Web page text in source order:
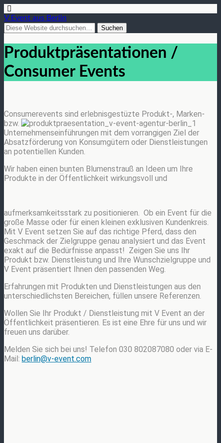
V Event aus Berlin
Produktpräsentationen /
Consumer Events
Consumerevents sind erlebnisgestüzte Produkt-, Marken-
bzw.
Unternehmenseinführungen mit dem vorrangigen Ziel der
Absatzförderung von Konsumgütern oder Dienstleistungen
an potentiellen Kunden.
Wir haben einen bunten Blumenstrauß an Ideen um Ihre
Produkte in der Öffentlichkeit wirkungsvoll und
aufmerksamkeitsstark zu positionieren. Ob ein Event für die
große Masse oder für einen kleinen exklusiven Kundenkreis.
Mit V Event setzen Sie auf das richtige Pferd, dass den
Geschmack der Zielgruppe genau analysiert und das Event
exakt auf die Bedürfnisse anpasst! Zeigen Sie uns Ihr
Produkt bzw. Dienstleistung und Ihre Wunschzielgruppe und
V Event präsentiert Ihnen den passenden Weg.
Erfahrungen mit Produkten und Dienstleistungen aus den
unterschiedlichsten Bereichen, füllen unsere Referenzen.
Wollen Sie Ihr Produkt / Dienstleistung mit V Event an der
Öffentlichkeit präsentieren. Es ist eine Ehre für uns und wir
freuen uns darüber.
Melden Sie sich bei uns! Telefon 030 802087080 oder via E-
Mail: berlin@v-event.com